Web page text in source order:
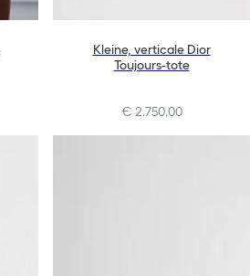
Kleine, verticale Dior
Toujours-tote
€ 2.750,00